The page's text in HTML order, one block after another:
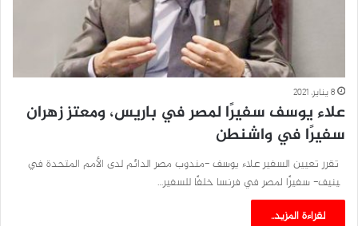
8 يناير، 2021
علاء يوسف سفيرًا لمصر في باريس، ومعتز زهران
سفيرًا في واشنطن
تقرر تعيين السفير علاء يوسف -مندوب مصر الدائم لدى الأمم المتحدة في
چينيف- سفيرًا لمصر في فرنسا خلفًا للسفير…
لقراءة المزيد..